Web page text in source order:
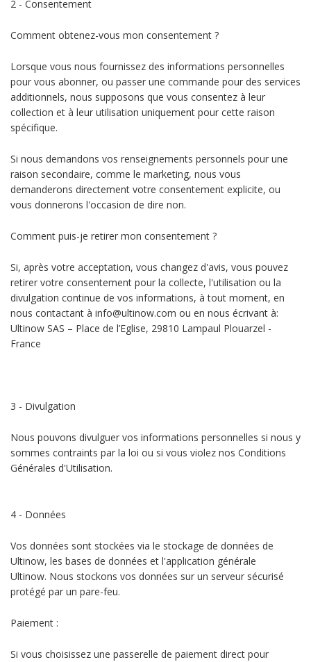
2 - Consentement
Comment obtenez-vous mon consentement ?
Lorsque vous nous fournissez des informations personnelles
pour vous abonner, ou passer une commande pour des services
additionnels, nous supposons que vous consentez à leur
collection et à leur utilisation uniquement pour cette raison
spécifique.
Si nous demandons vos renseignements personnels pour une
raison secondaire, comme le marketing, nous vous
demanderons directement votre consentement explicite, ou
vous donnerons l'occasion de dire non.
Comment puis-je retirer mon consentement ?
Si, après votre acceptation, vous changez d'avis, vous pouvez
retirer votre consentement pour la collecte, l'utilisation ou la
divulgation continue de vos informations, à tout moment, en
nous contactant à info@ultinow.com ou en nous écrivant à:
Ultinow SAS – Place de l’Eglise, 29810 Lampaul Plouarzel -
France
3 - Divulgation
Nous pouvons divulguer vos informations personnelles si nous y
sommes contraints par la loi ou si vous violez nos Conditions
Générales d'Utilisation.
4 - Données
Vos données sont stockées via le stockage de données de
Ultinow, les bases de données et l'application générale
Ultinow. Nous stockons vos données sur un serveur sécurisé
protégé par un pare-feu.
Paiement :
Si vous choisissez une passerelle de paiement direct pour